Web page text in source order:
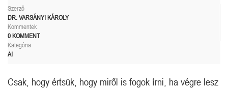
Szerző
DR. VARSÁNYI KÁROLY
Kommentek
0 KOMMENT
Kategória
AI
Csak, hogy értsük, hogy miről is fogok írni, ha végre lesz